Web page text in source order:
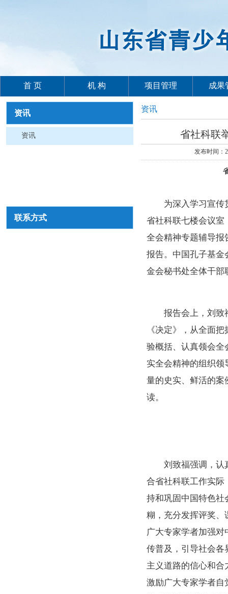
首 页 机 构 项目管理 成果
资讯
资讯
联系方式
资讯
省社科联
发布时间
为深入学习宣传贯
省社科联七楼会议室
全会精神专题辅导报
报告。中国孔子基金
金会秘书处全体干部
报告会上，刘致福
《决定》，从全面
验概括、认真领会全
实全会精神的组织
量的史实、鲜活的案
读。
刘致福强调，认真
合省社科联工作实际
持和巩固中国特色社
糊，充分发挥评奖、
广大专家学者加强
传普及，引导社会各
主义道路的信心和
激励广大专家学者自